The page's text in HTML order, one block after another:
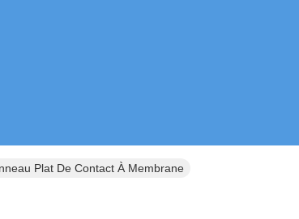
Plat De Contact À Membrane